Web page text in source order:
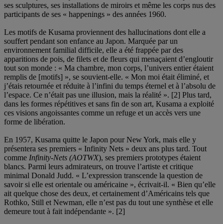
ses sculptures, ses installations de miroirs et même les corps nus des
participants de ses « happenings » des années 1960.
Les motifs de Kusama proviennent des hallucinations dont elle a
souffert pendant son enfance au Japon. Marquée par un
environnement familial difficile, elle a été frappée par des
apparitions de pois, de filets et de fleurs qui menaçaient d’engloutir
tout son monde : « Ma chambre, mon corps, l’univers entier étaient
remplis de [motifs] », se souvient-elle. « Mon moi était éliminé, et
j’étais retournée et réduite à l’infini du temps éternel et à l’absolu de
l’espace. Ce n’était pas une illusion, mais la réalité ». [2] Plus tard,
dans les formes répétitives et sans fin de son art, Kusama a exploité
ces visions angoissantes comme un refuge et un accès vers une
forme de libération.
En 1957, Kusama quitte le Japon pour New York, mais elle y
présentera ses premiers « Infinity Nets » deux ans plus tard. Tout
comme Infinity-Nets (AOTWX), ses premiers prototypes étaient
blancs. Parmi leurs admirateurs, on trouve l’artiste et critique
minimal Donald Judd. « L’expression transcende la question de
savoir si elle est orientale ou américaine », écrivait-il. « Bien qu’elle
ait quelque chose des deux, et certainement d’Américains tels que
Rothko, Still et Newman, elle n’est pas du tout une synthèse et elle
demeure tout à fait indépendante ». [2]